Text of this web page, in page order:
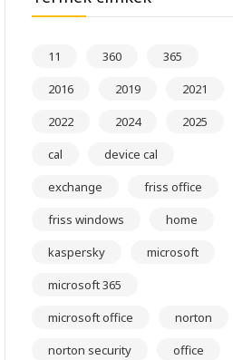
11 360
365
2016
2019
2021
2022
2024
2025
cal
device cal
exchange
friss office
friss windows
home
kaspersky
microsoft
microsoft 365
microsoft office
norton
norton security
office